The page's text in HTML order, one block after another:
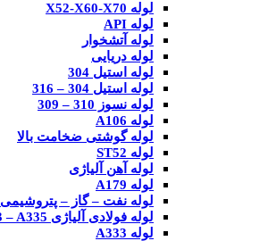
لوله X52-X60-X70
لوله API
لوله آتشخوار
لوله دریایی
لوله استیل 304
لوله استیل 304 – 316
لوله نسوز 310 – 309
لوله A106
لوله گوشتی ضخامت بالا
لوله ST52
لوله آهن آلیاژی
لوله A179
لوله نفت – گاز – پتروشیمی
لوله فولادی آلیاژی A333 – A335
لوله A333